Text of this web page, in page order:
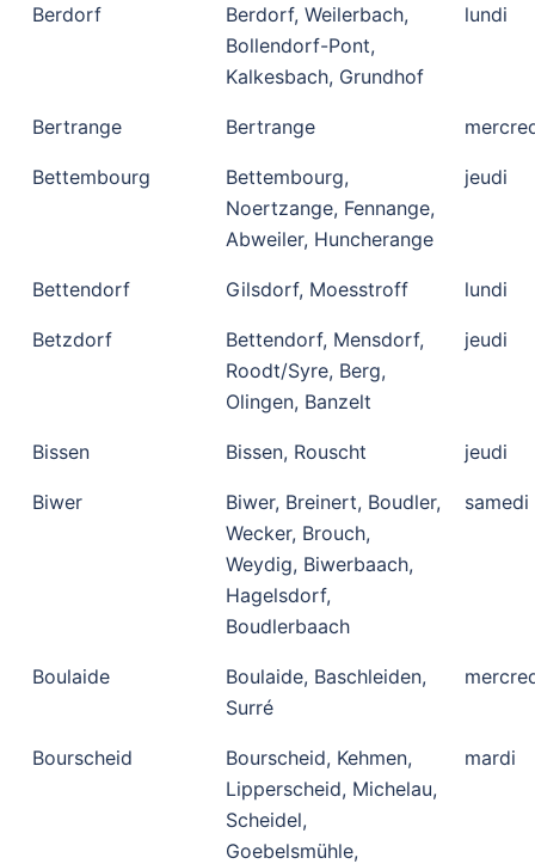
Berdorf
Berdorf, Weilerbach,
Bollendorf-Pont,
Kalkesbach, Grundhof
lundi
Bertrange Bertrange
Bettembourg
Bettembourg,
Noertzange, Fennange,
Abweiler, Huncherange
jeudi
Bettendorf Gilsdorf, Moesstroff lundi
Betzdorf
Bettendorf, Mensdorf,
Roodt/Syre, Berg,
Olingen, Banzelt
jeudi
Bissen Bissen, Rouscht jeudi
Biwer
Biwer, Breinert, Boudler,
Wecker, Brouch,
Weydig, Biwerbaach,
Hagelsdorf,
Boudlerbaach
samedi
Boulaide
Boulaide, Baschleiden,
Surré
Bourscheid
Bourscheid, Kehmen,
Lipperscheid, Michelau,
Scheidel,
Goebelsmühle,
mardi